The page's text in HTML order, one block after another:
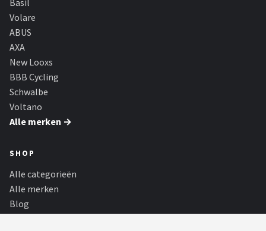
Volare
ABUS
AXA
New Looxs
BBB Cycling
Schwalbe
Voltano
Alle merken →
SHOP
Alle categorieën
Alle merken
Blog